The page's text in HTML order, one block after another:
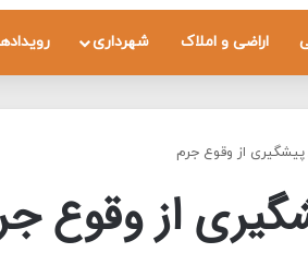
اراضی و املاک شهرداری
پیشگیری از وقوع جرم
از وقوع